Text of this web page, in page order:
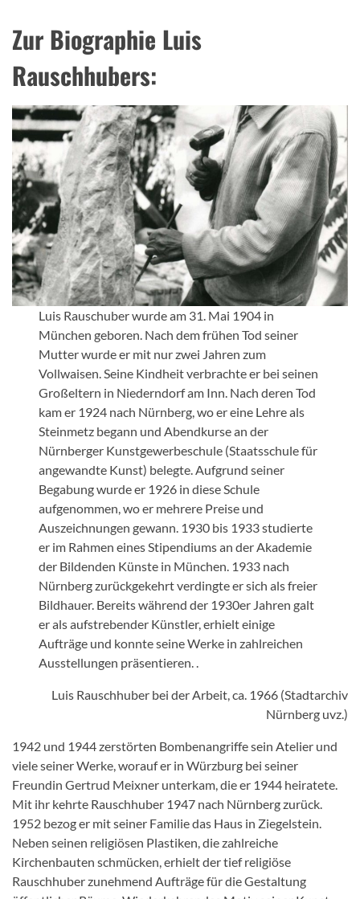
Zur Biographie Luis
Rauschhubers:
Luis Rauschuber wurde am 31. Mai 1904 in
München geboren. Nach dem frühen Tod seiner
Mutter wurde er mit nur zwei Jahren zum
Vollwaisen. Seine Kindheit verbrachte er bei seinen
Großeltern in Niederndorf am Inn. Nach deren Tod
kam er 1924 nach Nürnberg, wo er eine Lehre als
Steinmetz begann und Abendkurse an der
Nürnberger Kunstgewerbeschule (Staatsschule für
angewandte Kunst) belegte. Aufgrund seiner
Begabung wurde er 1926 in diese Schule
aufgenommen, wo er mehrere Preise und
Auszeichnungen gewann. 1930 bis 1933 studierte
er im Rahmen eines Stipendiums an der Akademie
der Bildenden Künste in München. 1933 nach
Nürnberg zurückgekehrt verdingte er sich als freier
Bildhauer. Bereits während der 1930er Jahren galt
er als aufstrebender Künstler, erhielt einige
Aufträge und konnte seine Werke in zahlreichen
Ausstellungen präsentieren. .
Luis Rauschhuber bei der Arbeit, ca. 1966 (Stadtarchiv
Nürnberg uvz.)
1942 und 1944 zerstörten Bombenangriffe sein Atelier und
viele seiner Werke, worauf er in Würzburg bei seiner
Freundin Gertrud Meixner unterkam, die er 1944 heiratete.
Mit ihr kehrte Rauschhuber 1947 nach Nürnberg zurück.
1952 bezog er mit seiner Familie das Haus in Ziegelstein.
Neben seinen religiösen Plastiken, die zahlreiche
Kirchenbauten schmücken, erhielt der tief religiöse
Rauschhuber zunehmend Aufträge für die Gestaltung